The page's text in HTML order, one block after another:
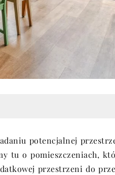
potencjalnej
tu o pomieszczeniach,
przestrzeni do